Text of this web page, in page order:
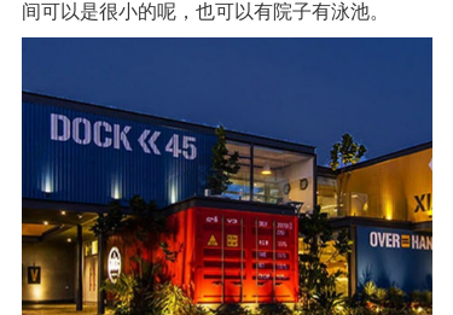
间可以是很小的呢，也可以有院子有泳池。